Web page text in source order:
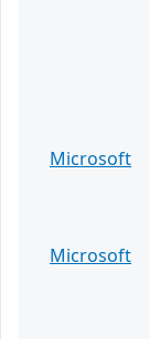
Microsoft
Microsoft